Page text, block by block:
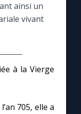
ainsi un
vivant
à la Vierge
705, elle a